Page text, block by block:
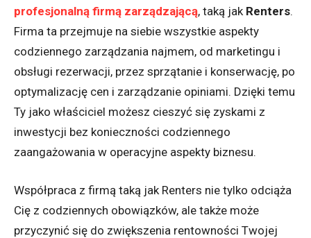
profesjonalną firmą zarządzającą, taką jak Renters.
Firma ta przejmuje na siebie wszystkie aspekty
codziennego zarządzania najmem, od marketingu i
obsługi rezerwacji, przez sprzątanie i konserwację, po
optymalizację cen i zarządzanie opiniami. Dzięki temu
Ty jako właściciel możesz cieszyć się zyskami z
inwestycji bez konieczności codziennego
zaangażowania w operacyjne aspekty biznesu.
Współpraca z firmą taką jak Renters nie tylko odciąża
Cię z codziennych obowiązków, ale także może
przyczynić się do zwiększenia rentowności Twojej